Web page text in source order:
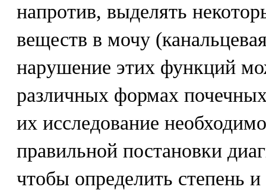
напротив, выделять
веществ в мочу
нарушение этих функций
различных формах
их исследование
правильной постановки
чтобы определить степень